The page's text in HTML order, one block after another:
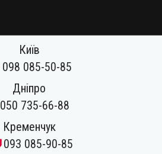
Київ
098 085-50-85
Дніпро
050 735-66-88
Кременчук
093 085-90-85